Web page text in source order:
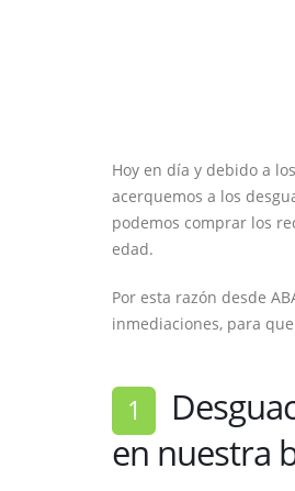
Hoy en día y debido a
acerquemos a los
podemos comprar los
edad.
Por esta razón desde
inmediaciones, para
1
en nuestra